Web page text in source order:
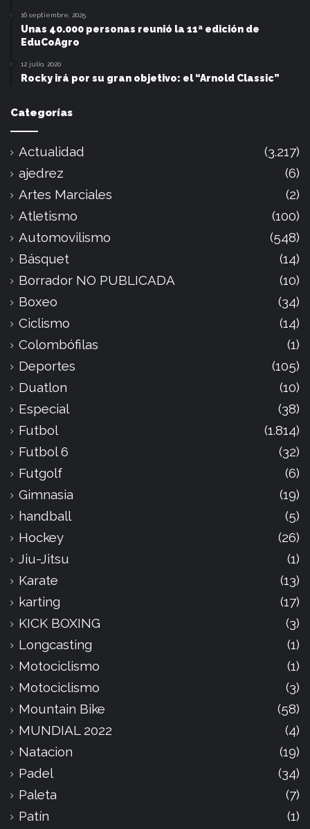
16 septiembre, 2025
Unas 40.000 personas reunió la 11ª edición de
EduCoAgro
12 julio, 2020
Rocky irá por su gran objetivo: el “Arnold Classic”
Categorías
Actualidad
(3.217)
ajedrez
(6)
Artes Marciales
(2)
Atletismo
(100)
Automovilismo
(548)
Básquet
(14)
Borrador NO PUBLICADA
(10)
Boxeo
(34)
Ciclismo
(14)
Colombófilas
(1)
Deportes
(105)
Duatlon
(10)
Especial
(38)
Futbol
(1.814)
Futbol 6
(32)
Futgolf
(6)
Gimnasia
(19)
handball
(5)
Hockey
(26)
Jiu-Jitsu
(1)
Karate
(13)
karting
(17)
KICK BOXING
(3)
Longcasting
(1)
Motociclismo
(1)
Motociclismo
(3)
Mountain Bike
(58)
MUNDIAL 2022
(4)
Natacion
(19)
Padel
(34)
Paleta
(7)
Patín
(1)